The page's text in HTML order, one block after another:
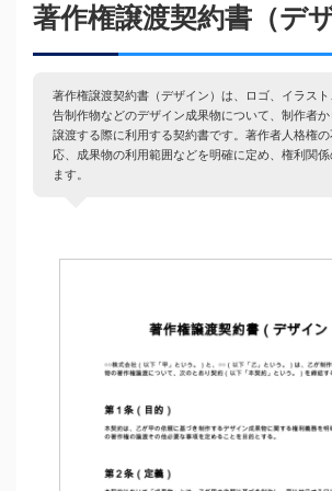
著作権譲渡契約書（デ
著作権譲渡契約書（デザイン）は、ロゴ、イラス
告制作物などのデザイン成果物について、制作者
譲渡する際に利用する契約書です。著作者人格権
応、成果物の利用範囲などを明確に定め、権利関
ます。